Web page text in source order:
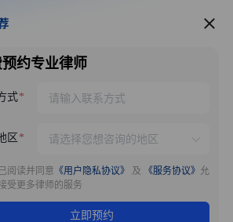
服务推荐
约专业律师
式
区
阅读并同意 《用户隐私协议》 及 《服务协议》 允
受更多律师的服务
立即预约